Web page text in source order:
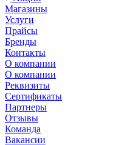
Магазины
Услуги
Прайсы
Бренды
Контакты
О компании
О компании
Реквизиты
Сертификаты
Партнеры
Отзывы
Команда
Вакансии